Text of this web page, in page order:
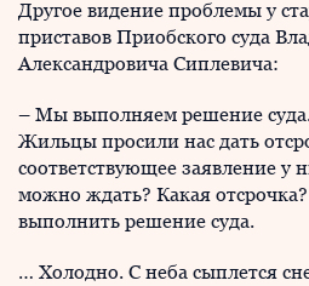
Другое видение проблемы у
приставов Приобского суда
Александровича Сиплевича:
– Мы выполняем решение суда.
Жильцы просили нас дать
соответствующее заявление у
можно ждать? Какая
выполнить решение суда.
… Холодно. С неба сыплется